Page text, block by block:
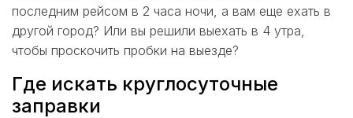
последним рейсом в 2 часа ночи, а вам еще ехать в
другой город? Или вы решили выехать в 4 утра,
чтобы проскочить пробки на выезде?
Где искать круглосуточные
заправки